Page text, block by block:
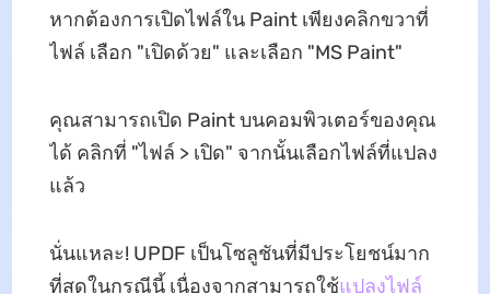
หากต้องการเปิดไฟล์ใน Paint เพียงคลิกขวาที่
ไฟล์ เลือก "เปิดด้วย" และเลือก "MS Paint"
คุณสามารถเปิด Paint บนคอมพิวเตอร์ของคุณ
ได้ คลิกที่ "ไฟล์ > เปิด" จากนั้นเลือกไฟล์ที่แปลง
แล้ว
นั่นแหละ! UPDF เป็นโซลูชันที่มีประโยชน์มาก
ที่สุดในกรณีนี้ เนื่องจากสามารถใช้แปลงไฟล์